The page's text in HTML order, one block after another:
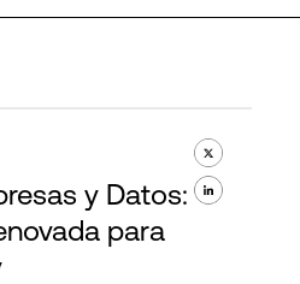
y Datos:
para